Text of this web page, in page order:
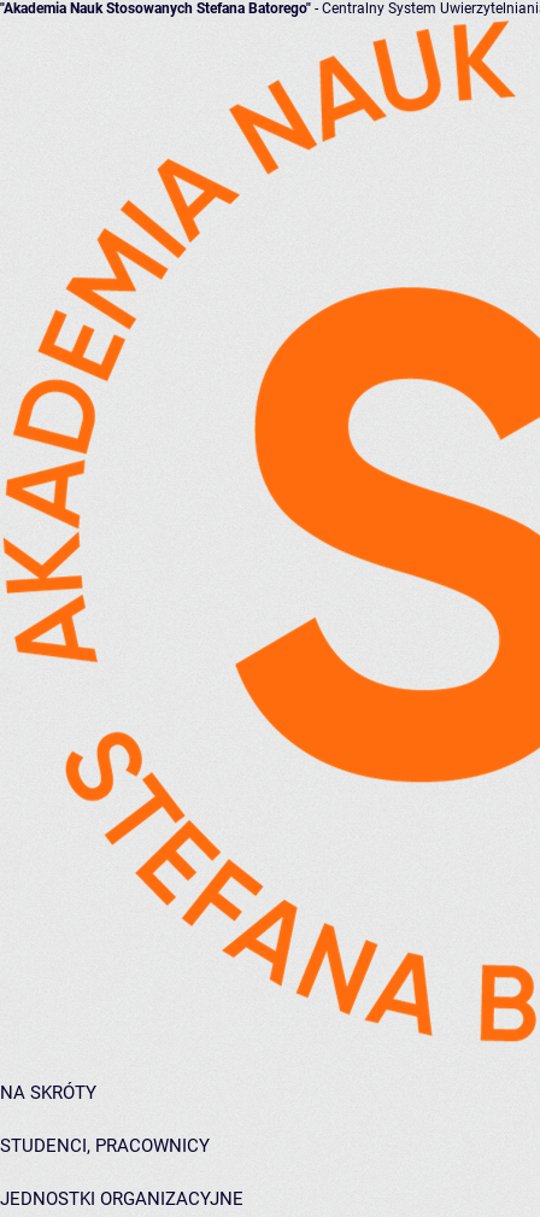
"Akademia Nauk Stosowanych Stefana Batorego" - Centralny System
NA SKRÓTY
STUDENCI, PRACOWNICY
JEDNOSTKI ORGANIZACYJNE